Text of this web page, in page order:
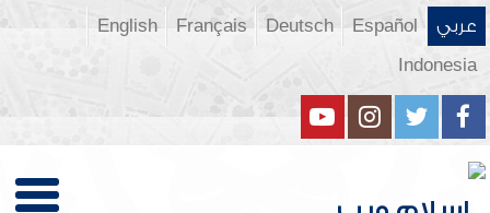
عربي Español
Deutsch
Français
English
Indonesia